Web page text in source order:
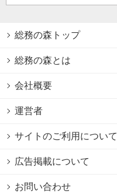
総務の森トップ
総務の森とは
会社概要
運営者
サイトのご利用について
広告掲載について
お問い合わせ